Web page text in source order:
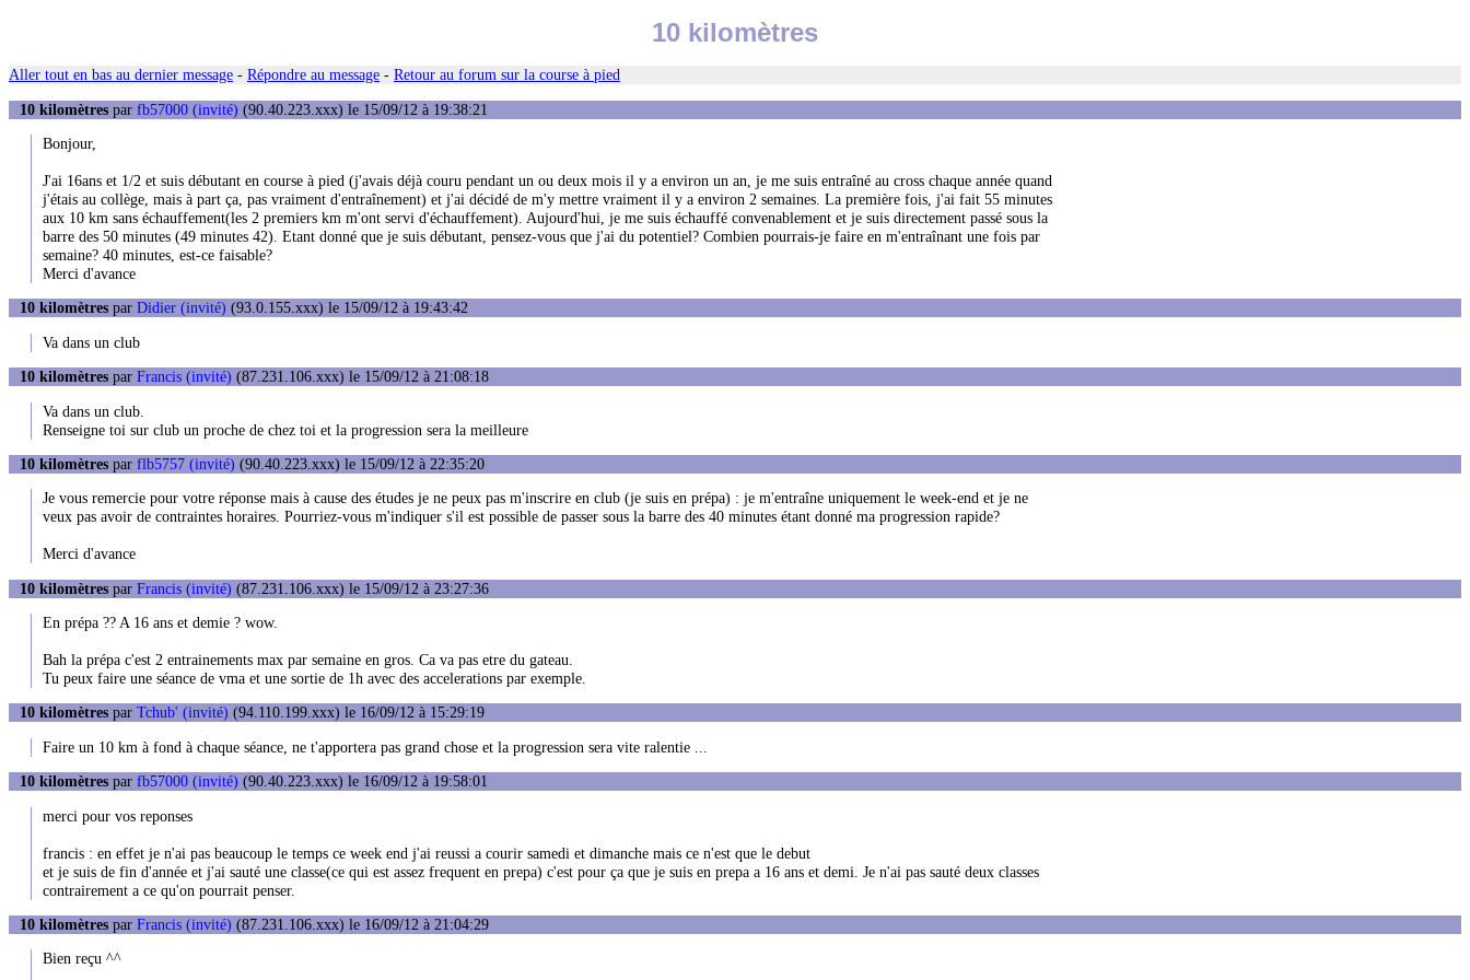
10 kilomètres
Aller tout en bas au dernier message - Répondre au message - Retour au forum sur la course à pied
10 kilomètres par fb57000 (invité) (90.40.223.xxx) le 15/09/12 à 19:38:21
Bonjour,
J'ai 16ans et 1/2 et suis débutant en course à pied (j'avais déjà couru pendant un ou deux mois il y a environ un an, je me suis entraîné au cross chaque année quand
j'étais au collège, mais à part ça, pas vraiment d'entraînement) et j'ai décidé de m'y mettre vraiment il y a environ 2 semaines. La première fois, j'ai fait 55 minutes
aux 10 km sans échauffement(les 2 premiers km m'ont servi d'échauffement). Aujourd'hui, je me suis échauffé convenablement et je suis directement passé sous la
barre des 50 minutes (49 minutes 42). Etant donné que je suis débutant, pensez-vous que j'ai du potentiel? Combien pourrais-je faire en m'entraînant une fois par
semaine? 40 minutes, est-ce faisable?
Merci d'avance
10 kilomètres par Didier (invité) (93.0.155.xxx) le 15/09/12 à 19:43:42
Va dans un club
10 kilomètres par Francis (invité) (87.231.106.xxx) le 15/09/12 à 21:08:18
Va dans un club.
Renseigne toi sur club un proche de chez toi et la progression sera la meilleure
10 kilomètres par flb5757 (invité) (90.40.223.xxx) le 15/09/12 à 22:35:20
Je vous remercie pour votre réponse mais à cause des études je ne peux pas m'inscrire en club (je suis en prépa) : je m'entraîne uniquement le week-end et je ne
veux pas avoir de contraintes horaires. Pourriez-vous m'indiquer s'il est possible de passer sous la barre des 40 minutes étant donné ma progression rapide?
Merci d'avance
10 kilomètres par Francis (invité) (87.231.106.xxx) le 15/09/12 à 23:27:36
En prépa ?? A 16 ans et demie ? wow.
Bah la prépa c'est 2 entrainements max par semaine en gros. Ca va pas etre du gateau.
Tu peux faire une séance de vma et une sortie de 1h avec des accelerations par exemple.
10 kilomètres par Tchub' (invité) (94.110.199.xxx) le 16/09/12 à 15:29:19
Faire un 10 km à fond à chaque séance, ne t'apportera pas grand chose et la progression sera vite ralentie ...
10 kilomètres par fb57000 (invité) (90.40.223.xxx) le 16/09/12 à 19:58:01
merci pour vos reponses
francis : en effet je n'ai pas beaucoup le temps ce week end j'ai reussi a courir samedi et dimanche mais ce n'est que le debut
et je suis de fin d'année et j'ai sauté une classe(ce qui est assez frequent en prepa) c'est pour ça que je suis en prepa a 16 ans et demi. Je n'ai pas sauté deux classes
contrairement a ce qu'on pourrait penser.
10 kilomètres par Francis (invité) (87.231.106.xxx) le 16/09/12 à 21:04:29
Bien reçu ^^